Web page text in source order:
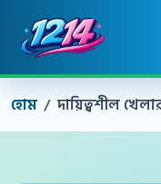
হোম দায়িত্বশীল